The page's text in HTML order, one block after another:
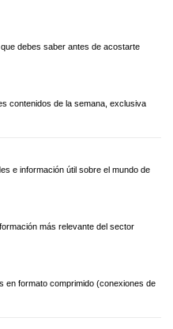
debes saber antes de acostarte
contenidos de la semana, exclusiva
e información útil sobre el mundo de
más relevante del sector
en formato comprimido (conexiones de